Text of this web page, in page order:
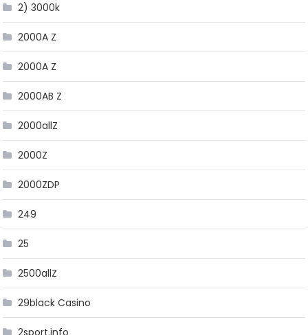
2) 3000k
2000A Z
2000A Z
2000AB Z
2000allZ
2000Z
2000ZDP
249
25
2500allZ
29black Casino
2sport.info